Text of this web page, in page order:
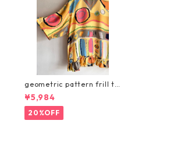
geometric pattern frill to
ps/アートな幾何学柄リメイ
クトップス
¥5,984
20%OFF